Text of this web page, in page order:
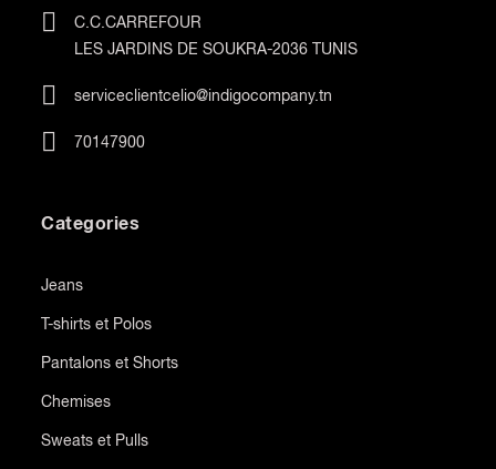
C.C.CARREFOUR
LES JARDINS DE SOUKRA-2036 TUNIS
serviceclientcelio@indigocompany.tn
70147900
Categories
Jeans
T-shirts et Polos
Pantalons et Shorts
Chemises
Sweats et Pulls